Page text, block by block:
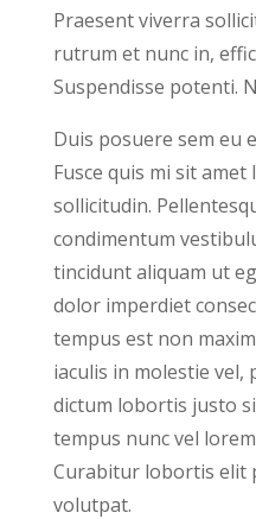
Praesent viverra
rutrum et nunc in,
Suspendisse potenti.
Duis posuere sem eu
Fusce quis mi sit
sollicitudin.
condimentum
tincidunt aliquam ut
dolor imperdiet
tempus est non
iaculis in molestie vel,
dictum lobortis justo
tempus nunc vel
Curabitur lobortis elit
volutpat.